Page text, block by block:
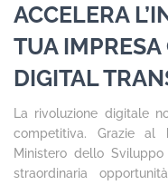
ACCELERA
TUA
DIGITAL
La rivoluzione digitale
competitiva. Grazie al
Ministero dello
straordinaria